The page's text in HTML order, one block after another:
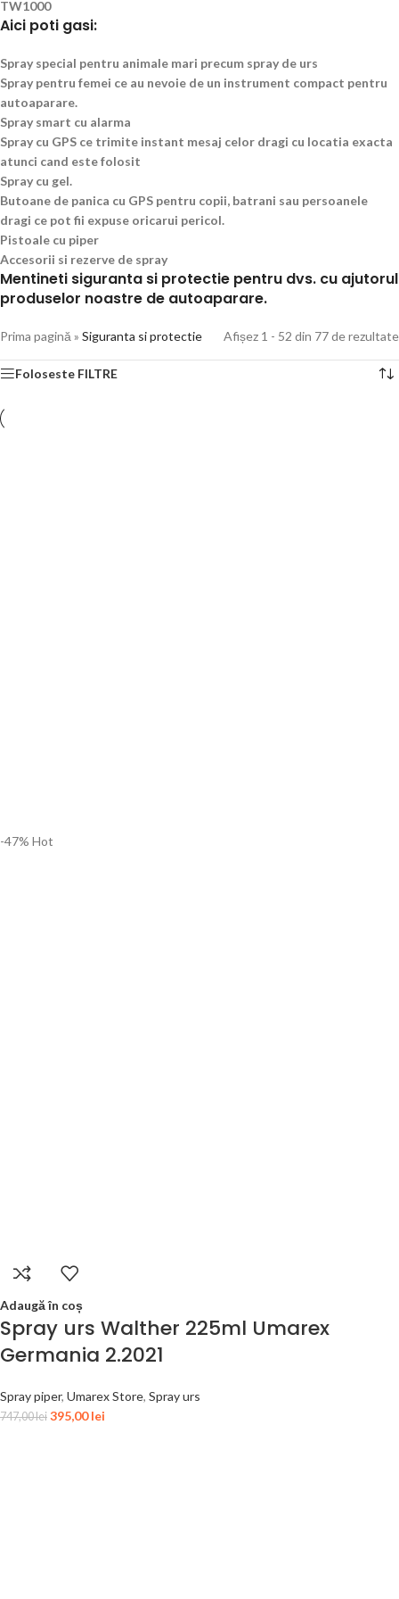
TW1000
Aici poti gasi:
Spray special pentru animale mari precum spray de urs
Spray pentru femei ce au nevoie de un instrument compact pentru
autoaparare.
Spray smart cu alarma
Spray cu GPS ce trimite instant mesaj celor dragi cu locatia exacta
atunci cand este folosit
Spray cu gel.
Butoane de panica cu GPS pentru copii, batrani sau persoanele
dragi ce pot fii expuse oricarui pericol.
Pistoale cu piper
Accesorii si rezerve de spray
Mentineti siguranta si protectie pentru dvs. cu ajutorul
produselor noastre de autoaparare.
Prima pagină » Siguranta si protectie Afișez 1 - 52 din 77 de rezultate
Foloseste FILTRE
-47% Hot
Adaugă în coș
Spray urs Walther 225ml Umarex
Germania 2.2021
Spray piper, Umarex Store, Spray urs
747,00lei 395,00lei